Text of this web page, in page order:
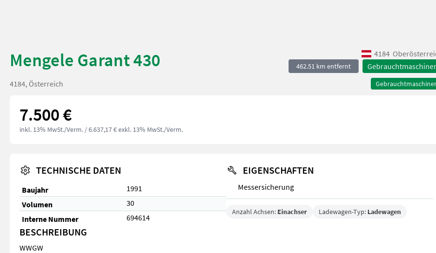
Mengele Garant 430 4184
462.51 km entfernt
4184, Österreich
7.500 €
inkl. 13% MwSt./Verm. / 6.637,17 € exkl. 13% MwSt./Verm.
TECHNISCHE DATEN
Baujahr
1991
Volumen
30
Interne Nummer
694614
EIGENSCHAFTEN
Messersicherung
Anzahl Achsen: Einachser Ladewagen-Typ: Ladewagen
BESCHREIBUNG
WWGW